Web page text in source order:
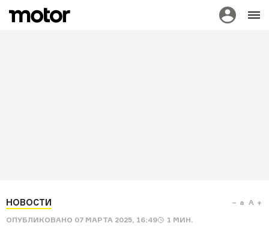
НОВОСТИ
ОПУБЛИКОВАНО 07 МАРТА 2025, 16:49 1 МИН.
a A